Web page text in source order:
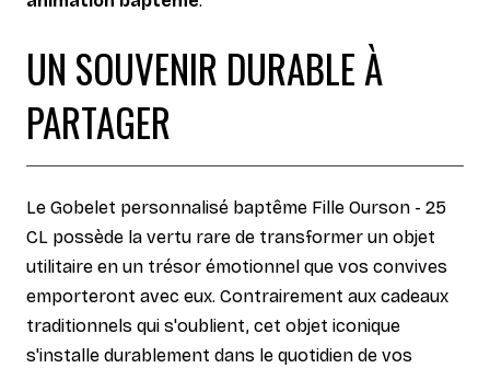
UN SOUVENIR DURABLE À
PARTAGER
Le Gobelet personnalisé baptême Fille Ourson - 25
CL possède la vertu rare de transformer un objet
utilitaire en un trésor émotionnel que vos convives
emporteront avec eux. Contrairement aux cadeaux
traditionnels qui s'oublient, cet objet iconique
s'installe durablement dans le quotidien de vos